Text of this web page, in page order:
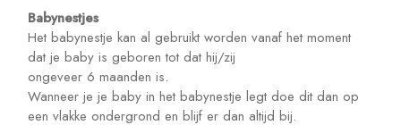
Babynestjes
Het babynestje kan al gebruikt worden vanaf het moment
dat je baby is geboren tot dat hij/zij
ongeveer 6 maanden is.
Wanneer je je baby in het babynestje legt doe dit dan op
een vlakke ondergrond en blijf er dan altijd bij.